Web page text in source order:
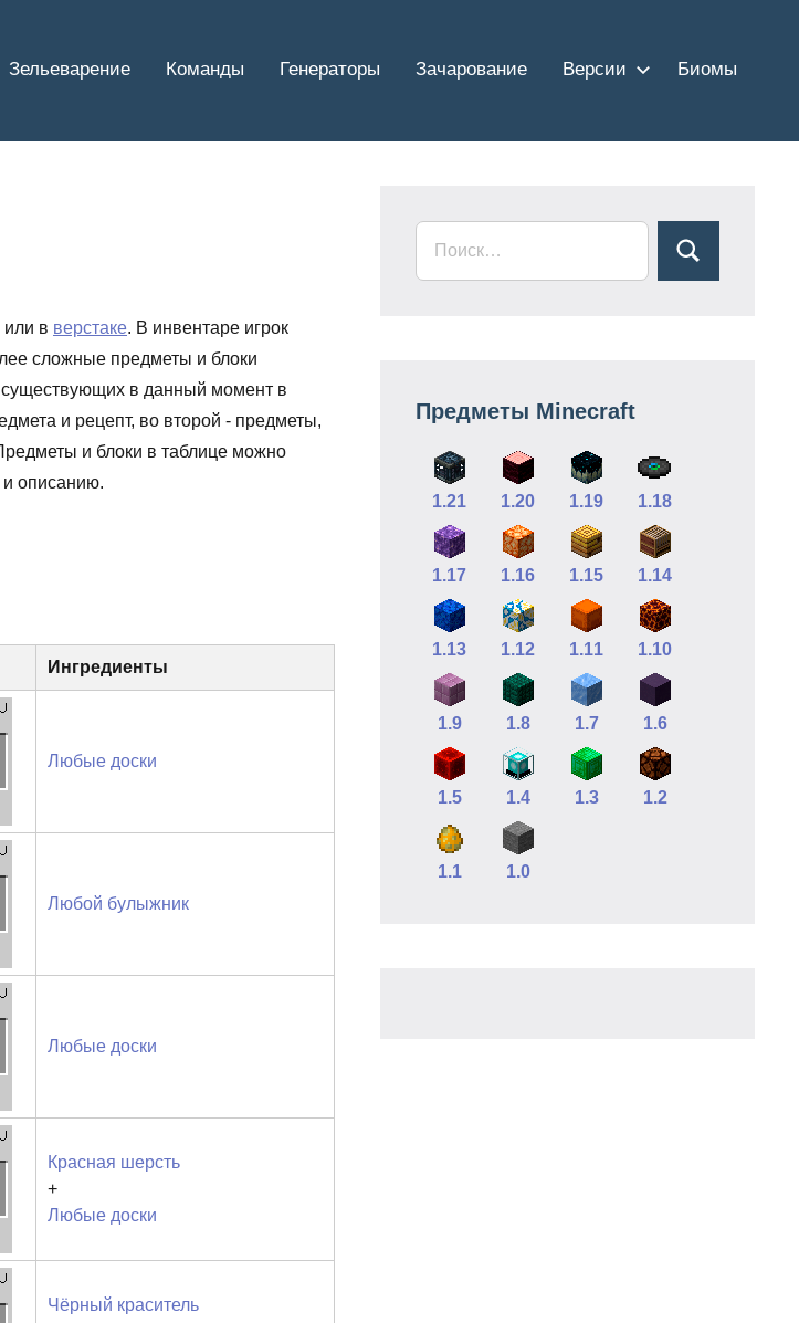
Зельеварение Команды Генераторы Зачарование Версии Биомы
или в верстаке. В инвентаре игрок
сложные предметы и блоки
существующих в данный момент в
и рецепт, во второй - предметы,
и блоки в таблице можно
и описанию.
Ингредиенты
Любые доски
Любой булыжник
Любые доски
Красная шерсть
+
Любые доски
Чёрный краситель
Предметы Minecraft
1.21 1.20 1.19 1.18
1.17 1.16 1.15 1.14
1.13 1.12 1.11 1.10
1.9 1.8 1.7 1.6
1.5 1.4 1.3 1.2
1.1 1.0